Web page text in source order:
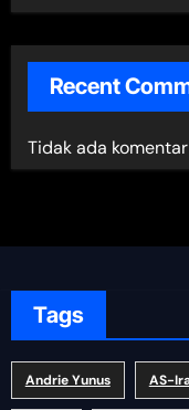
Recent
Tidak ada
Tags
Andrie Yunus AS-